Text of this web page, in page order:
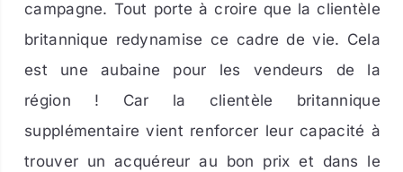
campagne. Tout porte à croire que la clientèle
britannique redynamise ce cadre de vie. Cela
est une aubaine pour les vendeurs de la
région ! Car la clientèle britannique
supplémentaire vient renforcer leur capacité à
trouver un acquéreur au bon prix et dans le